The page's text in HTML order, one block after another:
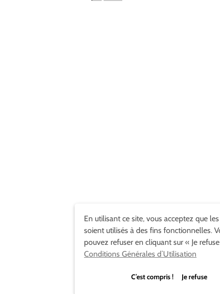
En utilisant ce site, vous acceptez que
soient utilisés à des fins fonctionnelles.
pouvez refuser en cliquant sur « Je
Conditions Générales d’Utilisation
C’est compris ! Je refuse